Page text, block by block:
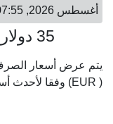
أغسطس 2026, 07:55 ص ، بروكسل
35 دولار أمريكي = 30.27 يورو
( EUR) وفقا لأحدث أسعار الصرف.